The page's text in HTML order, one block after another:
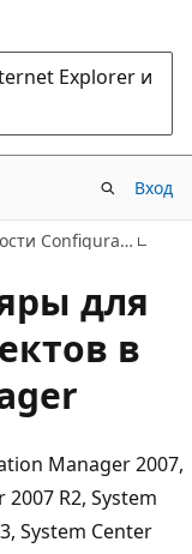
Explorer и
Вход
Технический справочник по безопасности Configuration Manager
для
в
Manager 2007,
R2, System
System Center